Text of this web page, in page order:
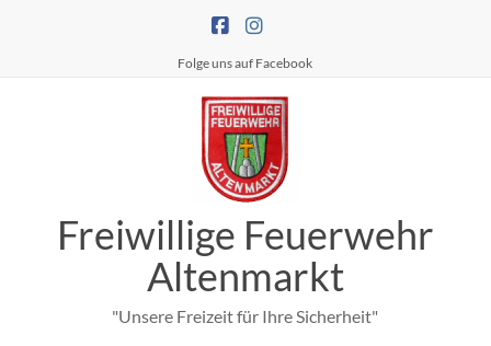
Folge uns auf Facebook
Freiwillige Feuerwehr
Altenmarkt
"Unsere Freizeit für Ihre Sicherheit"